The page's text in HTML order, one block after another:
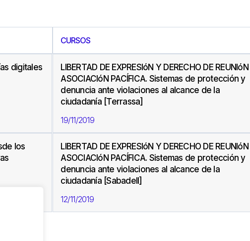
digitales
los
CURSOS
LIBERTAD DE EXPRESIóN Y DERECHO DE
ASOCIACIóN PACÍFICA. Sistemas de protección y
denuncia ante violaciones al alcance de la
ciudadanía [Terrassa]
19/11/2019
LIBERTAD DE EXPRESIóN Y DERECHO DE
ASOCIACIóN PACÍFICA. Sistemas de protección y
denuncia ante violaciones al alcance de la
ciudadanía [Sabadell]
12/11/2019